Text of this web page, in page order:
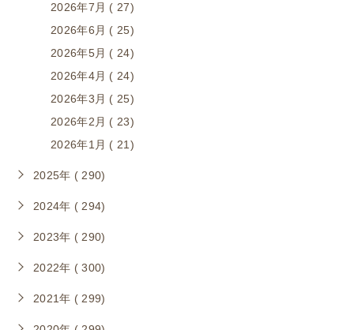
2026年7月 ( 27)
2026年6月 ( 25)
2026年5月 ( 24)
2026年4月 ( 24)
2026年3月 ( 25)
2026年2月 ( 23)
2026年1月 ( 21)
2025年 ( 290)
2024年 ( 294)
2023年 ( 290)
2022年 ( 300)
2021年 ( 299)